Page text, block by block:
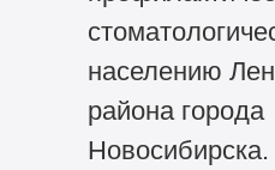
населению
района города
Новосибирска.